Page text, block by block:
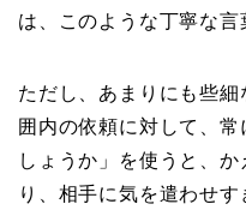
は、このような丁寧な言
ただし、あまりにも些
囲内の依頼に対して、
しょうか」を使うと、
り、相手に気を遣わせ